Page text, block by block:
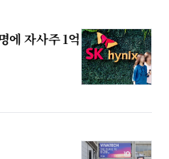
에 자사주 1억